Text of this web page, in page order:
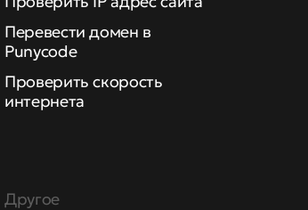
Перевести домен в
Punycode
Проверить скорость
интернета
Другое